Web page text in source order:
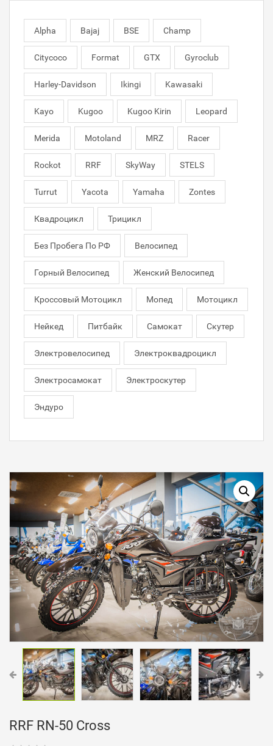
Alpha Bajaj BSE Champ
Citycoco Format GTX Gyroclub
Harley-Davidson Ikingi Kawasaki
Kayo Kugoo Kugoo Kirin Leopard
Merida Motoland MRZ Racer
Rockot RRF SkyWay STELS
Turrut Yacota Yamaha Zontes
Квадроцикл Трицикл
Без Пробега По РФ Велосипед
Горный Велосипед Женский Велосипед
Кроссовый Мотоцикл Мопед Мотоцикл
Нейкед Питбайк Самокат Скутер
Электровелосипед Электроквадроцикл
Электросамокат Электроскутер
Эндуро
RRF RN-50 Cross